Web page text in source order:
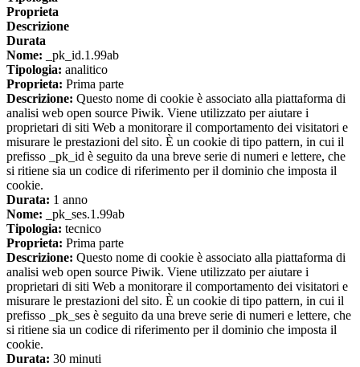
Proprieta
Descrizione
Durata
Nome: _pk_id.1.99ab
Tipologia: analitico
Proprieta: Prima parte
Descrizione: Questo nome di cookie è associato alla piattaforma di
analisi web open source Piwik. Viene utilizzato per aiutare i
proprietari di siti Web a monitorare il comportamento dei visitatori e
misurare le prestazioni del sito. È un cookie di tipo pattern, in cui il
prefisso _pk_id è seguito da una breve serie di numeri e lettere, che
si ritiene sia un codice di riferimento per il dominio che imposta il
cookie.
Durata: 1 anno
Nome: _pk_ses.1.99ab
Tipologia: tecnico
Proprieta: Prima parte
Descrizione: Questo nome di cookie è associato alla piattaforma di
analisi web open source Piwik. Viene utilizzato per aiutare i
proprietari di siti Web a monitorare il comportamento dei visitatori e
misurare le prestazioni del sito. È un cookie di tipo pattern, in cui il
prefisso _pk_ses è seguito da una breve serie di numeri e lettere, che
si ritiene sia un codice di riferimento per il dominio che imposta il
cookie.
Durata: 30 minuti